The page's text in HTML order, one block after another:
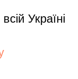
Україні